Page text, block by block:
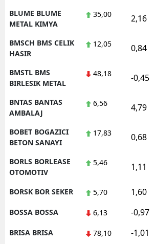
BLUME BLUME
METAL KIMYA
35,00 2,16
BMSCH BMS CELIK
HASIR
12,05 0,84
BMSTL BMS
BIRLESIK METAL
48,18 -0,45
BNTAS BANTAS
AMBALAJ
6,56 4,79
BOBET BOGAZICI
BETON SANAYI
17,83 0,68
BORLS BORLEASE
OTOMOTIV
5,46 1,11
BORSK BOR SEKER 5,70 1,60
BOSSA BOSSA 6,13 -0,97
BRISA BRISA 78,10 -1,01